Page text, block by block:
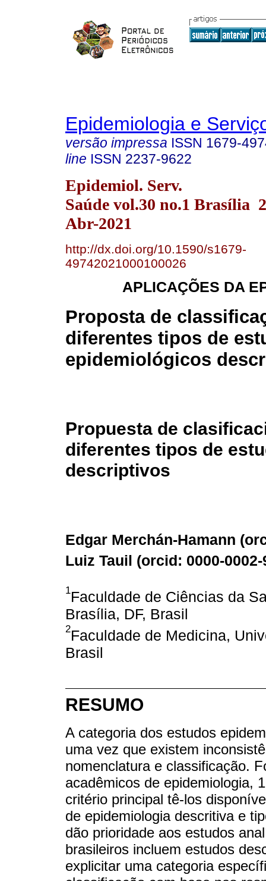
Epidemiologia e
versão impressa ISSN 1679-
line ISSN 2237-9622
Epidemiol. Serv.
Saúde vol.30 no.1 Brasília
Abr-2021
http://dx.doi.org/10.1590/s1679-
49742021000100026
APLICAÇÕES DA
Proposta de
diferentes tipos de
epidemiológicos
Propuesta de
diferentes tipos de
descriptivos
Edgar Merchán-Hamann (
Luiz Tauil (orcid: 0000-0002-
1Faculdade de Ciências da
Brasília, DF, Brasil
2Faculdade de Medicina,
Brasil
RESUMO
A categoria dos estudos
uma vez que existem
nomenclatura e classificação.
acadêmicos de epidemiologia,
critério principal tê-los
de epidemiologia descritiva e
dão prioridade aos estudos
brasileiros incluem estudos
explicitar uma categoria